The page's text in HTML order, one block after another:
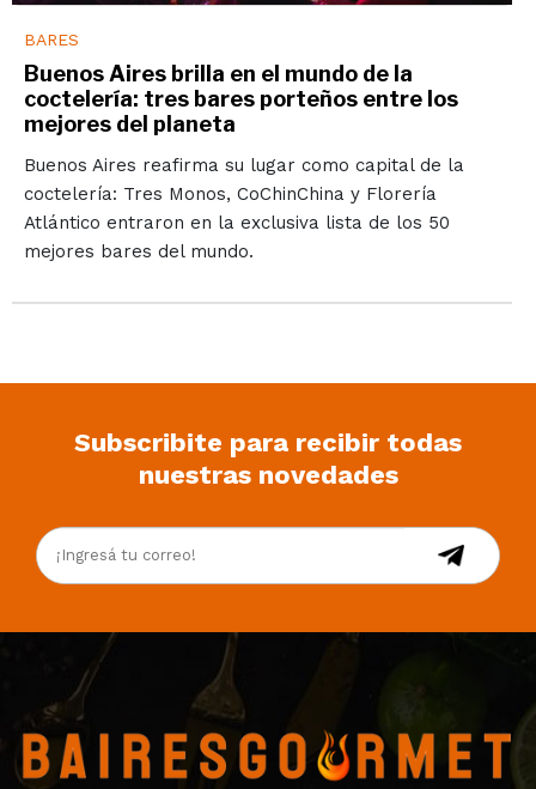
BARES
Buenos Aires brilla en el mundo de la
coctelería: tres bares porteños entre los
mejores del planeta
Buenos Aires reafirma su lugar como capital de la
coctelería: Tres Monos, CoChinChina y Florería
Atlántico entraron en la exclusiva lista de los 50
mejores bares del mundo.
Subscribite para recibir todas
nuestras novedades